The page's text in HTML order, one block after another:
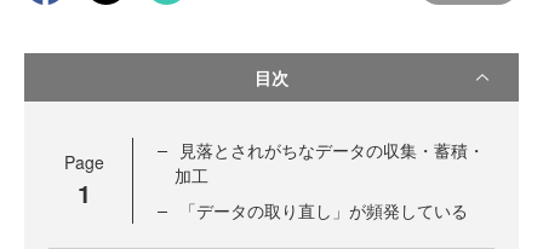
目次
Page
1
見落とされがちなデータの収集・蓄積・
加工
「データの取り直し」が頻発している